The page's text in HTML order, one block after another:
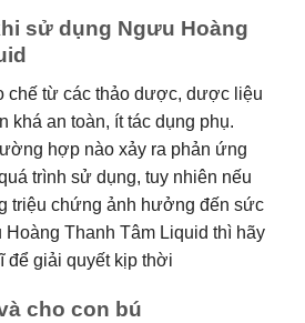
sử dụng Ngưu Hoàng
chế từ các thảo dược, dược liệu
khá an toàn, ít tác dụng phụ.
hợp nào xảy ra phản ứng
trình sử dụng, tuy nhiên nếu
triệu chứng ảnh hưởng đến sức
Hoàng Thanh Tâm Liquid thì hãy
để giải quyết kịp thời
cho con bú